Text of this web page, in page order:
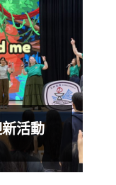
活動